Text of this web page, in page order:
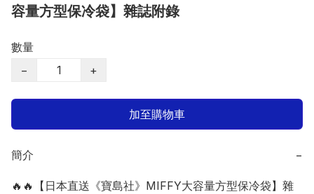
容量方型保冷袋】雜誌附錄
數量
−
+
加至購物車
簡介 −
🔥🔥【日本直送《寶島社》MIFFY大容量方型保冷袋】雜